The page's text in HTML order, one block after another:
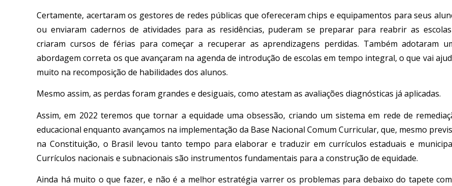
Certamente, acertaram os gestores de redes públicas que ofereceram chips e equipamentos para seus
ou enviaram cadernos de atividades para as residências, puderam se preparar para reabrir as
criaram cursos de férias para começar a recuperar as aprendizagens perdidas. Também adotaram
abordagem correta os que avançaram na agenda de introdução de escolas em tempo integral, o que vai
muito na recomposição de habilidades dos alunos.
Mesmo assim, as perdas foram grandes e desiguais, como atestam as avaliações diagnósticas já aplicadas.
Assim, em 2022 teremos que tornar a equidade uma obsessão, criando um sistema em rede de
educacional enquanto avançamos na implementação da Base Nacional Comum Curricular, que, mesmo
na Constituição, o Brasil levou tanto tempo para elaborar e traduzir em currículos estaduais e
Currículos nacionais e subnacionais são instrumentos fundamentais para a construção de equidade.
Ainda há muito o que fazer, e não é a melhor estratégia varrer os problemas para debaixo do tapete